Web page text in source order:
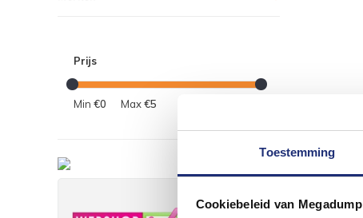
Toestemming
Cookiebeleid van Megadump
Prijs
Min €0 Max€5